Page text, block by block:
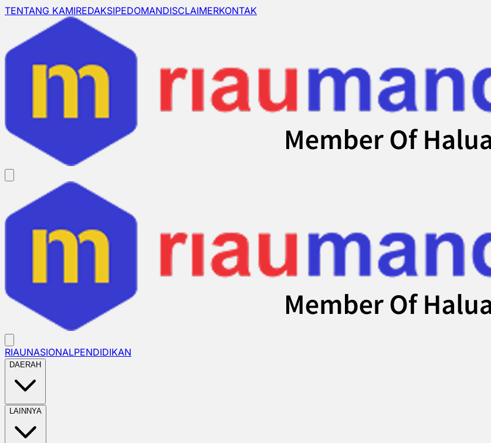
TENTANG KAMIREDAKSIPEDOMANDISCLAIMERKONTAK
RIAUNASIONALPENDIDIKAN
DAERAH
LAINNYA